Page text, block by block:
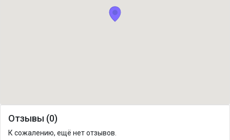
Отзывы (0)
К сожалению, ещё нет отзывов.